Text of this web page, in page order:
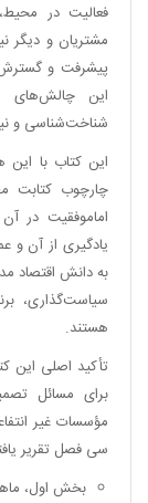
فعالیت در
مشتریان و دیگر
پیشرفت و گسترش
این چالش‌های
شناخت‌شناسی و
این کتاب با
چارچوب کتابت
اماموفقیت در
یادگیری از آن و
به دانش اقتصاد
سیاست‌گذاری،
هستند.
تأکید اصلی این
برای مسائل
مؤسسات غیر
سی فصل تقریر
بخش اول،